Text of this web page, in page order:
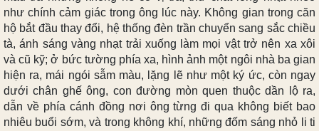
như chính cảm giác trong ông lúc này. Không gian trong căn
hộ bắt đầu thay đổi, hệ thống đèn trần chuyển sang sắc chiều
tà, ánh sáng vàng nhạt trải xuống làm mọi vật trở nên xa xôi
và cũ kỹ; ở bức tường phía xa, hình ảnh một ngôi nhà ba gian
hiện ra, mái ngói sẫm màu, lặng lẽ như một ký ức, còn ngay
dưới chân ghế ông, con đường mòn quen thuộc dần lộ ra,
dẫn về phía cánh đồng nơi ông từng đi qua không biết bao
nhiêu buổi sớm, và trong không khí, những đốm sáng nhỏ li ti